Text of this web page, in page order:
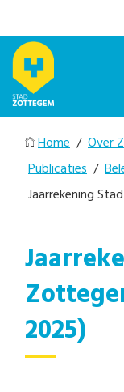
Home / Over
Publicaties /
Jaarrekening
2025)